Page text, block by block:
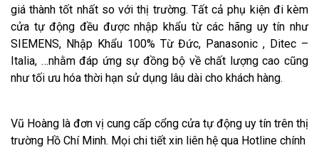
giá thành tốt nhất so với thị trường. Tất cả phụ kiện đi kèm
cửa tự động đều được nhập khẩu từ các hãng uy tín như
SIEMENS, Nhập Khẩu 100% Từ Đức, Panasonic , Ditec –
Italia, …nhằm đáp ứng sự đồng bộ về chất lượng cao cũng
như tối ưu hóa thời hạn sử dụng lâu dài cho khách hàng.
Vũ Hoàng là đơn vị cung cấp cổng cửa tự động uy tín trên thị
trường Hồ Chí Minh. Mọi chi tiết xin liên hệ qua Hotline chính